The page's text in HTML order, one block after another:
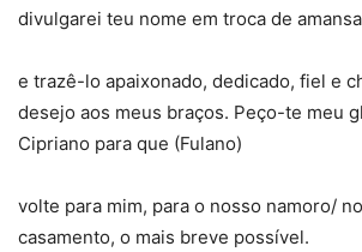
divulgarei teu nome em troca de
e trazê-lo apaixonado, dedicado, fiel e
desejo aos meus braços. Peço-te meu
Cipriano para que (Fulano)
volte para mim, para o nosso namoro/
casamento, o mais breve possível.